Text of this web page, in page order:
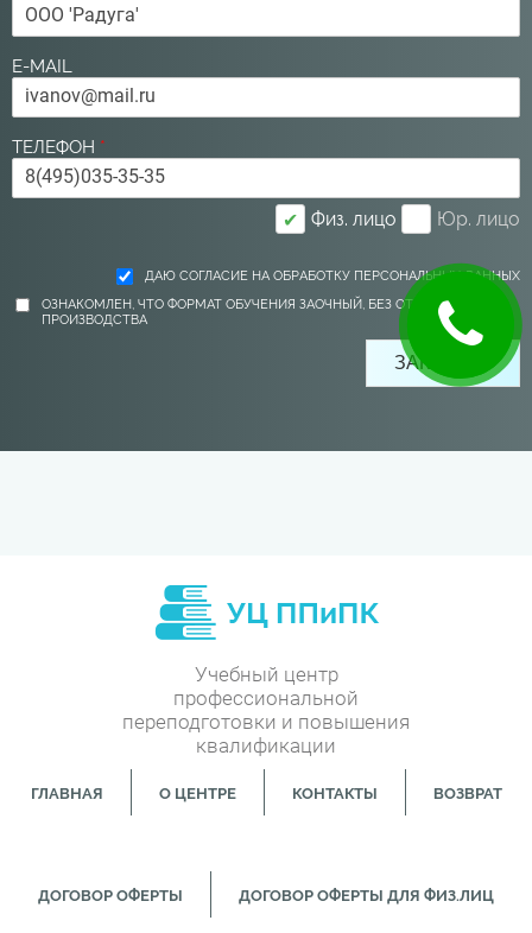
E-MAIL
ТЕЛЕФОН *
✔ Физ. лицо Юр. лицо
ДАЮ СОГЛАСИЕ НА ОБРАБОТКУ ПЕРСОНАЛЬНЫХ ДАННЫХ
ОЗНАКОМЛЕН, ЧТО ФОРМАТ ОБУЧЕНИЯ ЗАОЧНЫЙ, БЕЗ ОТРЫВА ОТ
ПРОИЗВОДСТВА
Учебный центр
профессиональной
переподготовки и повышения
квалификации
ГЛАВНАЯ О ЦЕНТРЕ КОНТАКТЫ ВОЗВРАТ
ДОГОВОР ОФЕРТЫ ДОГОВОР ОФЕРТЫ ДЛЯ ФИЗ.ЛИЦ